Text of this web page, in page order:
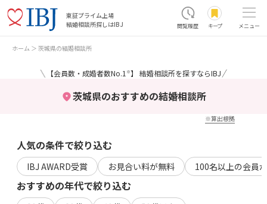
東証プライム上場
結婚相談所探しはIBJ
閲覧履歴 キープ メニュー
ホーム 茨城県の結婚相談所
＼ 【会員数・成婚者数No.1 ※】 結婚相談所を探すならIBJ／
茨城県のおすすめの結婚相談所
※算出根拠
人気の条件で絞り込む
IBJ AWARD受賞 お見合い料が無料 100名以上の会員
おすすめの年代で絞り込む